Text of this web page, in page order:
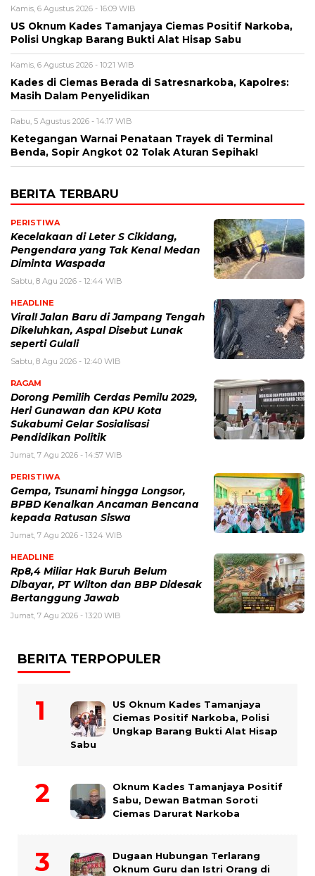
Kamis, 6 Agustus 2026 - 16:09 WIB
US Oknum Kades Tamanjaya Ciemas Positif Narkoba,
Polisi Ungkap Barang Bukti Alat Hisap Sabu
Kamis, 6 Agustus 2026 - 10:21 WIB
Kades di Ciemas Berada di Satresnarkoba, Kapolres:
Masih Dalam Penyelidikan
Rabu, 5 Agustus 2026 - 14:17 WIB
Ketegangan Warnai Penataan Trayek di Terminal
Benda, Sopir Angkot 02 Tolak Aturan Sepihak!
BERITA TERBARU
PERISTIWA
Kecelakaan di Leter S Cikidang,
Pengendara yang Tak Kenal Medan
Diminta Waspada
Sabtu, 8 Agu 2026 - 12:44 WIB
HEADLINE
Viral! Jalan Baru di Jampang Tengah
Dikeluhkan, Aspal Disebut Lunak
seperti Gulali
Sabtu, 8 Agu 2026 - 12:40 WIB
RAGAM
Dorong Pemilih Cerdas Pemilu 2029,
Heri Gunawan dan KPU Kota
Sukabumi Gelar Sosialisasi
Pendidikan Politik
Jumat, 7 Agu 2026 - 14:57 WIB
PERISTIWA
Gempa, Tsunami hingga Longsor,
BPBD Kenalkan Ancaman Bencana
kepada Ratusan Siswa
Jumat, 7 Agu 2026 - 13:24 WIB
HEADLINE
Rp8,4 Miliar Hak Buruh Belum
Dibayar, PT Wilton dan BBP Didesak
Bertanggung Jawab
Jumat, 7 Agu 2026 - 13:20 WIB
BERITA TERPOPULER
US Oknum Kades Tamanjaya
Ciemas Positif Narkoba, Polisi
Ungkap Barang Bukti Alat Hisap
Sabu
Oknum Kades Tamanjaya Positif
Sabu, Dewan Batman Soroti
Ciemas Darurat Narkoba
Dugaan Hubungan Terlarang
Oknum Guru dan Istri Orang di